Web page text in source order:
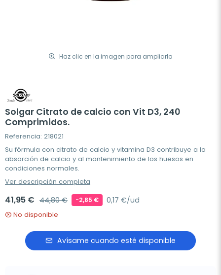
Haz clic en la imagen para ampliarla
Solgar Citrato de calcio con Vit D3, 240
Comprimidos.
Referencia: 218021
Su fórmula con citrato de calcio y vitamina D3 contribuye a la
absorción de calcio y al mantenimiento de los huesos en
condiciones normales.
Ver descripción completa
41,95 € 44,80 € -2,85 € 0,17 €/ud
No disponible
Avísame cuando esté disponible